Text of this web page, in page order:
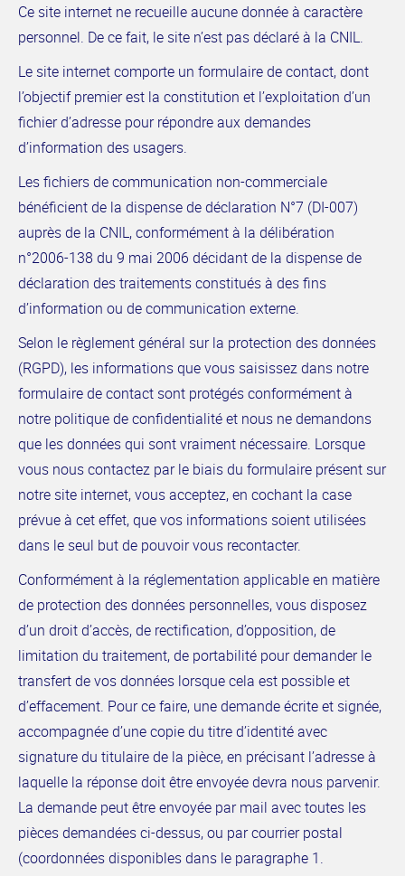
Ce site internet ne recueille aucune donnée à caractère
personnel. De ce fait, le site n’est pas déclaré à la CNIL.
Le site internet comporte un formulaire de contact, dont
l’objectif premier est la constitution et l’exploitation d’un
fichier d’adresse pour répondre aux demandes
d’information des usagers.
Les fichiers de communication non-commerciale
bénéficient de la dispense de déclaration N°7 (DI-007)
auprès de la CNIL, conformément à la délibération
n°2006-138 du 9 mai 2006 décidant de la dispense de
déclaration des traitements constitués à des fins
d’information ou de communication externe.
Selon le règlement général sur la protection des données
(RGPD), les informations que vous saisissez dans notre
formulaire de contact sont protégés conformément à
notre politique de confidentialité et nous ne demandons
que les données qui sont vraiment nécessaire. Lorsque
vous nous contactez par le biais du formulaire présent sur
notre site internet, vous acceptez, en cochant la case
prévue à cet effet, que vos informations soient utilisées
dans le seul but de pouvoir vous recontacter.
Conformément à la réglementation applicable en matière
de protection des données personnelles, vous disposez
d’un droit d’accès, de rectification, d’opposition, de
limitation du traitement, de portabilité pour demander le
transfert de vos données lorsque cela est possible et
d’effacement. Pour ce faire, une demande écrite et signée,
accompagnée d’une copie du titre d’identité avec
signature du titulaire de la pièce, en précisant l’adresse à
laquelle la réponse doit être envoyée devra nous parvenir.
La demande peut être envoyée par mail avec toutes les
pièces demandées ci-dessus, ou par courrier postal
(coordonnées disponibles dans le paragraphe 1.